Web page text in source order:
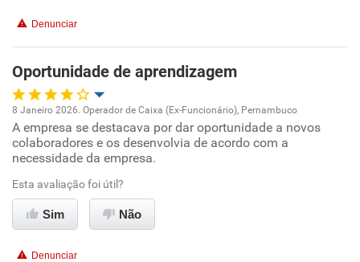
Benefícios
Recomenda esta empresa
Recomenda a diretoria
Denunciar
Oportunidade de aprendizagem
Oportunidade de promoção
Ambiente de trabalho
Conciliação com a vida familiar
8 Janeiro 2026. Operador de Caixa (Ex-Funcionário), Pernambuco
A empresa se destacava por dar oportunidade a novos
colaboradores e os desenvolvia de acordo com a
necessidade da empresa.
Esta avaliação foi útil?
Sim Não
Denunciar